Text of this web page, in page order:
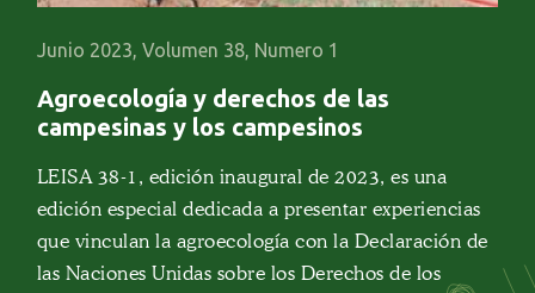
Junio 2023, Volumen 38, Numero 1
Agroecología y derechos de las
campesinas y los campesinos
LEISA 38-1, edición inaugural de 2023, es una
edición especial dedicada a presentar experiencias
que vinculan la agroecología con la Declaración de
las Naciones Unidas sobre los Derechos de los